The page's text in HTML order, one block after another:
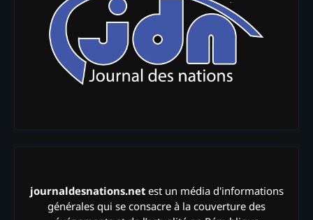
journaldesnations.netest un média d'informations
générales qui se consacre à la couverture des